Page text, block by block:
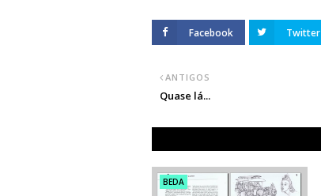
Facebook Twitter
ANTIGOS
Quase lá...
BEDA